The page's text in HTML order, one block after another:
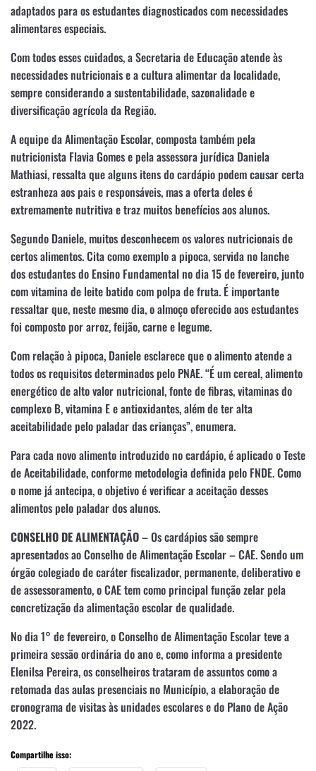
adaptados para os estudantes diagnosticados com necessidades
alimentares especiais.
Com todos esses cuidados, a Secretaria de Educação atende às
necessidades nutricionais e a cultura alimentar da localidade,
sempre considerando a sustentabilidade, sazonalidade e
diversificação agrícola da Região.
A equipe da Alimentação Escolar, composta também pela
nutricionista Flavia Gomes e pela assessora jurídica Daniela
Mathiasi, ressalta que alguns itens do cardápio podem causar certa
estranheza aos pais e responsáveis, mas a oferta deles é
extremamente nutritiva e traz muitos benefícios aos alunos.
Segundo Daniele, muitos desconhecem os valores nutricionais de
certos alimentos. Cita como exemplo a pipoca, servida no lanche
dos estudantes do Ensino Fundamental no dia 15 de fevereiro, junto
com vitamina de leite batido com polpa de fruta. É importante
ressaltar que, neste mesmo dia, o almoço oferecido aos estudantes
foi composto por arroz, feijão, carne e legume.
Com relação à pipoca, Daniele esclarece que o alimento atende a
todos os requisitos determinados pelo PNAE. “É um cereal, alimento
energético de alto valor nutricional, fonte de fibras, vitaminas do
complexo B, vitamina E e antioxidantes, além de ter alta
aceitabilidade pelo paladar das crianças”, enumera.
Para cada novo alimento introduzido no cardápio, é aplicado o Teste
de Aceitabilidade, conforme metodologia definida pelo FNDE. Como
o nome já antecipa, o objetivo é verificar a aceitação desses
alimentos pelo paladar dos alunos.
CONSELHO DE ALIMENTAÇÃO– Os cardápios são sempre
apresentados ao Conselho de Alimentação Escolar – CAE. Sendo um
órgão colegiado de caráter fiscalizador, permanente, deliberativo e
de assessoramento, o CAE tem como principal função zelar pela
concretização da alimentação escolar de qualidade.
No dia 1° de fevereiro, o Conselho de Alimentação Escolar teve a
primeira sessão ordinária do ano e, como informa a presidente
Elenilsa Pereira, os conselheiros trataram de assuntos como a
retomada das aulas presenciais no Município, a elaboração de
cronograma de visitas às unidades escolares e do Plano de Ação
2022.
Compartilhe isso: